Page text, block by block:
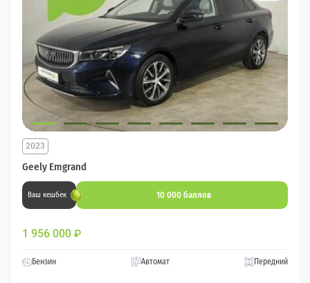
Geely Emgrand
2023
Ваш кешбек 10 000 баллов
1 956 000 ₽
Бензин Автомат Передний